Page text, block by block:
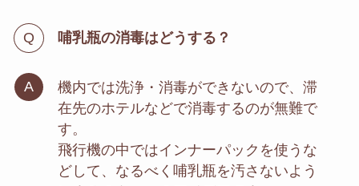
哺乳瓶の消毒はどうする？
機内では洗浄・消毒ができないので、滞
在先のホテルなどで消毒するのが無難で
す。
飛行機の中ではインナーパックを使うな
どして、なるべく哺乳瓶を汚さないよう